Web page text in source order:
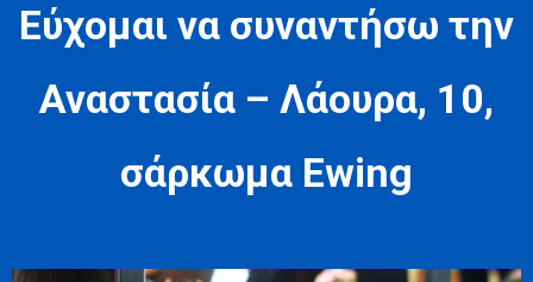
Εύχομαι να συναντήσω την
Αναστασία – Λάουρα, 10,
σάρκωμα Ewing